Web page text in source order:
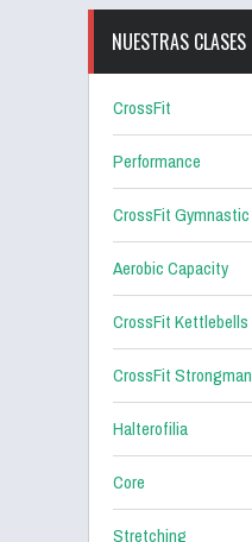
NUESTRAS CLASES
CrossFit
Performance
CrossFit Gymnastic
Aerobic Capacity
CrossFit Kettlebells
CrossFit Strongman
Halterofilia
Core
Stretching